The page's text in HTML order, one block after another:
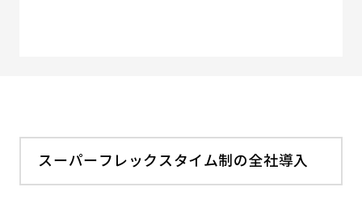
スーパーフレックスタイム制の全社導入